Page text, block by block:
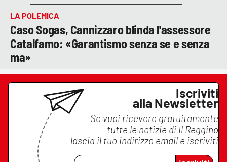
LA POLEMICA
Caso Sogas, Cannizzaro blinda l'assessore
Catalfamo: «Garantismo senza se e senza
ma»
Iscriviti
alla Newsletter
Se vuoi ricevere gratuitamente
tutte le notizie di Il Reggino
lascia il tuo indirizzo email e iscriviti